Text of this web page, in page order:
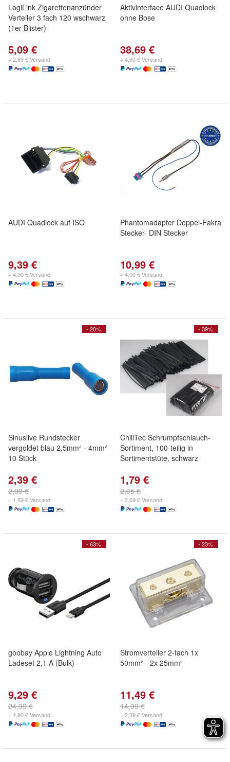
LogiLink Zigarettenanzünder
Verteiler 3 fach 120 wschwarz
(1er Blister)
5,09 €
+ 2,69 € Versand
Aktivinterface AUDI Quadlock
ohne Bose
38,69 €
+ 4,90 € Versand
AUDI Quadlock auf ISO
9,39 €
+ 4,90 € Versand
Phantomadapter Doppel-Fakra
Stecker- DIN Stecker
10,99 €
+ 4,90 € Versand
- 20%
Sinuslive Rundstecker
vergoldet blau 2,5mm² - 4mm²
10 Stück
2,39 €
2,99 €
+ 1,69 € Versand
- 39%
ChiliTec Schrumpfschlauch-
Sortiment, 100-teilig in
Sortimentstüte, schwarz
1,79 €
2,95 €
+ 2,69 € Versand
- 63%
goobay Apple Lightning Auto
Ladeset 2,1 A (Bulk)
9,29 €
24,99 €
+ 4,90 € Versand
- 23%
Stromverteiler 2-fach 1x
50mm² - 2x 25mm²
11,49 €
14,99 €
+ 2,39 € Versand